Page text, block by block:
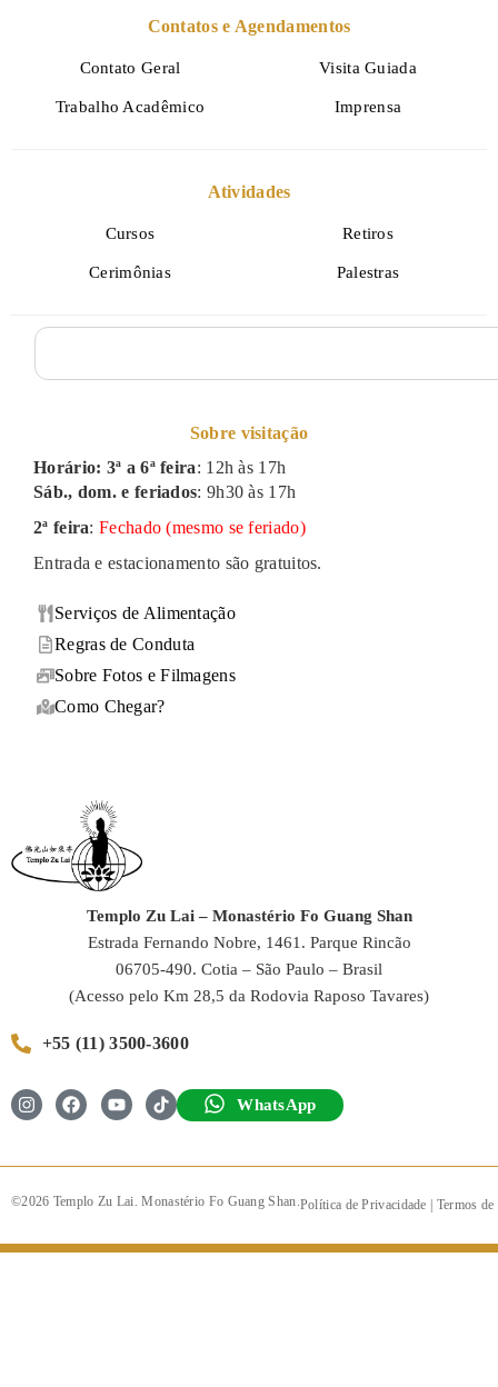
Templo Zu Lai – Monastério Fo Guang Shan
Estrada Fernando Nobre, 1461. Parque Rincão
06705-490. Cotia – São Paulo – Brasil
(Acesso pelo Km 28,5 da Rodovia Raposo Tavares)
+55 (11) 3500-3600
WhatsApp
Sobre visitação
Horário: 3ª a 6ª feira: 12h às 17h
Sáb., dom. e feriados: 9h30 às 17h
2ª feira:Fechado (mesmo se feriado)
Entrada e estacionamento são gratuitos.
Serviços de Alimentação
Regras de Conduta
Sobre Fotos e Filmagens
Como Chegar?
Contatos e Agendamentos
Contato Geral Visita Guiada
Trabalho Acadêmico Imprensa
Atividades
Cursos Retiros
Cerimônias Palestras
©2026 Templo Zu Lai. Monastério Fo Guang Shan.Política de Privacidade Termos